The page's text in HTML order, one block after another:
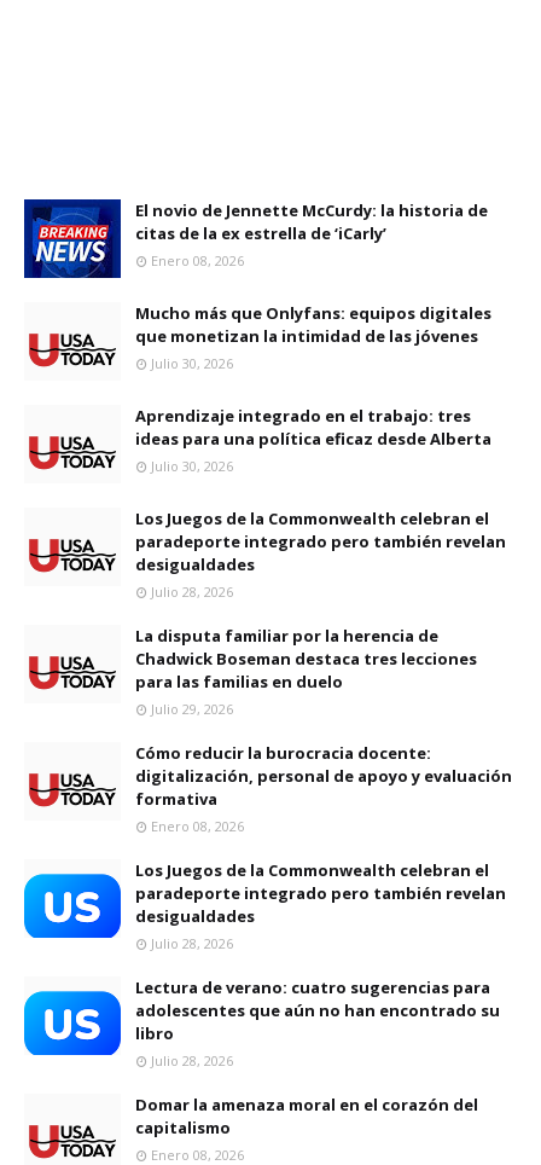
El novio de Jennette McCurdy: la historia de
citas de la ex estrella de ‘iCarly’
Enero 08, 2026
Mucho más que Onlyfans: equipos digitales
que monetizan la intimidad de las jóvenes
Julio 30, 2026
Aprendizaje integrado en el trabajo: tres
ideas para una política eficaz desde Alberta
Julio 30, 2026
Los Juegos de la Commonwealth celebran el
paradeporte integrado pero también revelan
desigualdades
Julio 28, 2026
La disputa familiar por la herencia de
Chadwick Boseman destaca tres lecciones
para las familias en duelo
Julio 29, 2026
Cómo reducir la burocracia docente:
digitalización, personal de apoyo y evaluación
formativa
Enero 08, 2026
Los Juegos de la Commonwealth celebran el
paradeporte integrado pero también revelan
desigualdades
Julio 28, 2026
Lectura de verano: cuatro sugerencias para
adolescentes que aún no han encontrado su
libro
Julio 28, 2026
Domar la amenaza moral en el corazón del
capitalismo
Enero 08, 2026